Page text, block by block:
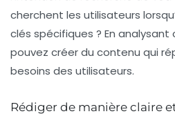
cherchent les utilisateurs
clés spécifiques ? En
pouvez créer du contenu qui
besoins des utilisateurs.
Rédiger de manière claire